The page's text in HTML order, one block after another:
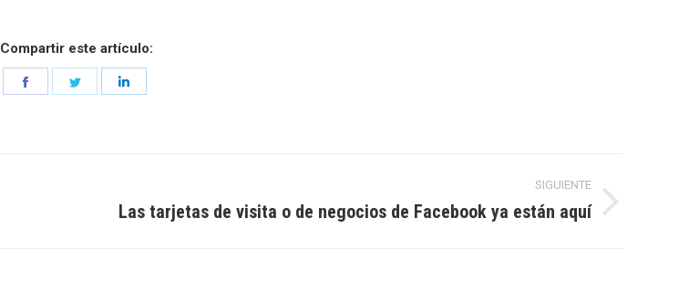
Compartir este artículo:
Share
SIGUIENTE
Entrada
Las tarjetas de visita o de negocios de Facebook ya están aquí